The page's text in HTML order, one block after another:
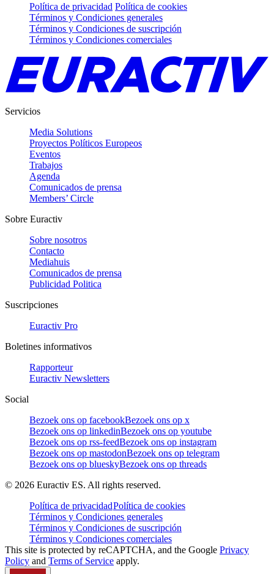
Política de privacidad Política de cookies
Términos y Condiciones generales
Términos y Condiciones de suscripción
Términos y Condiciones comerciales
Servicios
Media Solutions
Proyectos Políticos Europeos
Eventos
Trabajos
Agenda
Comunicados de prensa
Members’ Circle
Sobre Euractiv
Sobre nosotros
Contacto
Mediahuis
Comunicados de prensa
Publicidad Politica
Suscripciones
Euractiv Pro
Boletines informativos
Rapporteur
Euractiv Newsletters
Social
Bezoek ons op facebookBezoek ons op x
Bezoek ons op linkedinBezoek ons op youtube
Bezoek ons op rss-feedBezoek ons op instagram
Bezoek ons op mastodonBezoek ons op telegram
Bezoek ons op blueskyBezoek ons op threads
© 2026 Euractiv ES. All rights reserved.
Política de privacidadPolítica de cookies
Términos y Condiciones generales
Términos y Condiciones de suscripción
Términos y Condiciones comerciales
This site is protected by reCAPTCHA, and the Google Privacy
Policy and Terms of Service apply.